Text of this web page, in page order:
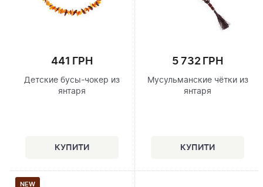
441 ГРН
Детские бусы-чокер из
янтаря
5 732 ГРН
Мусульманские чётки из
янтаря
NEW